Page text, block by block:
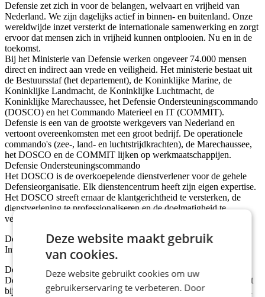
Defensie zet zich in voor de belangen, welvaart en vrijheid van
Nederland. We zijn dagelijks actief in binnen- en buitenland. Onze
wereldwijde inzet versterkt de internationale samenwerking en zorgt
ervoor dat mensen zich in vrijheid kunnen ontplooien. Nu en in de
toekomst.
Bij het Ministerie van Defensie werken ongeveer 74.000 mensen
direct en indirect aan vrede en veiligheid. Het ministerie bestaat uit
de Bestuursstaf (het departement), de Koninklijke Marine, de
Koninklijke Landmacht, de Koninklijke Luchtmacht, de
Koninklijke Marechaussee, het Defensie Ondersteuningscommando
(DOSCO) en het Commando Materieel en IT (COMMIT).
Defensie is een van de grootste werkgevers van Nederland en
vertoont overeenkomsten met een groot bedrijf. De operationele
commando's (zee-, land- en luchtstrijdkrachten), de Marechaussee,
het DOSCO en de COMMIT lijken op werkmaatschappijen.
Defensie Ondersteuningscommando
Het DOSCO is de overkoepelende dienstverlener voor de gehele
Defensieorganisatie. Elk dienstencentrum heeft zijn eigen expertise.
Het DOSCO streeft ernaar de klantgerichtheid te versterken, de
dienstverlening te professionaliseren en de doelmatigheid te
vergroten.
De afdeling Nederlandse Defensie Academie, afdeling
Internationale en Specifieke Opleidingen
De werkzaamheden worden uitgevoerd binnen de Nederlandse
Defensie Academie (NLDA) welke beheersmatig is ondergebracht
bij het Defensie Ondersteuningscommando (DOSCO). De NLDA
Deze website maakt gebruik
van cookies.
Deze website gebruikt cookies om uw
gebruikerservaring te verbeteren. Door